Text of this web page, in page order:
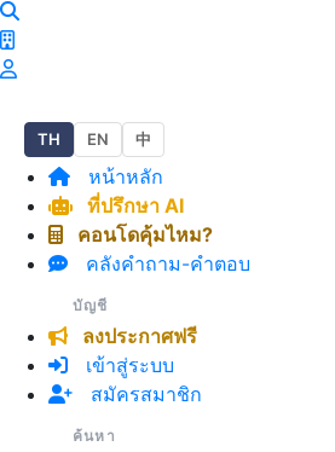
+−
Leaflet
TH EN 中
หน้าหลัก
ที่ปรึกษา AI
คอนโดคุ้มไหม?
คลังคำถาม-คำตอบ
บัญชี
ลงประกาศฟรี
เข้าสู่ระบบ
สมัครสมาชิก
ค้นหา